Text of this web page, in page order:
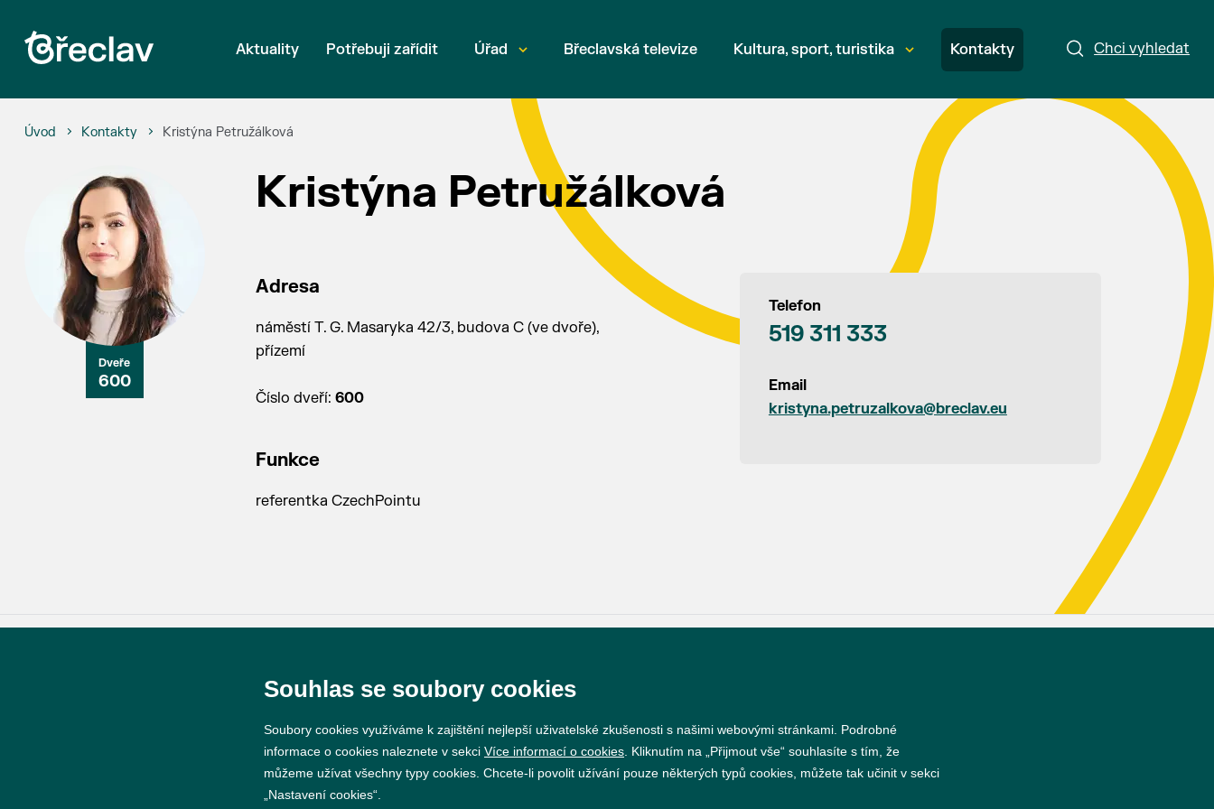
Chci vyhledat
Aktuality Potřebuji zařídit Úřad Břeclavská televize Kultura, sport, turistika Kontakty
Úvod Kontakty Kristýna Petružálková
600
Kristýna Petružálková
Adresa
náměstí T. G. Masaryka 42/3, budova C (ve dvoře),
přízemí
Číslo dveří: 600
Funkce
referentka CzechPointu
Telefon
519 311 333
Email
kristyna.petruzalkova@breclav.eu
Prohlášení o přístupnosti
VytvořilwebProgress
Souhlas se soubory cookies
Soubory cookies využíváme k zajištění nejlepší uživatelské zkušenosti s našimi webovými stránkami. Podrobné
informace o cookies naleznete v sekci Více informací o cookies . Kliknutím na „Přijmout vše“ souhlasíte s tím, že
můžeme užívat všechny typy cookies. Chcete-li povolit užívání pouze některých typů cookies, můžete tak učinit v sekci
„Nastavení cookies“.